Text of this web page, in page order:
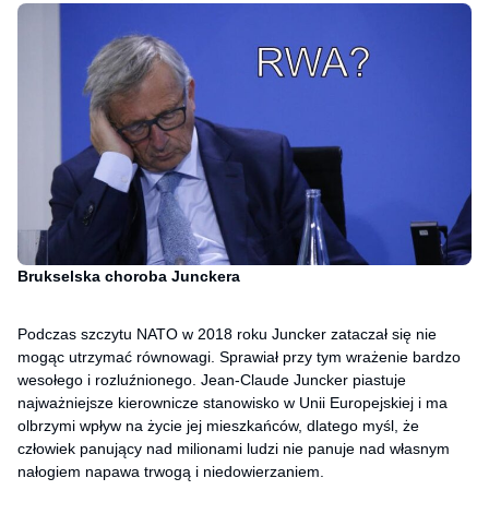
Brukselska choroba Junckera
Podczas szczytu NATO w 2018 roku Juncker zataczał się nie
mogąc utrzymać równowagi. Sprawiał przy tym wrażenie bardzo
wesołego i rozluźnionego. Jean-Claude Juncker piastuje
najważniejsze kierownicze stanowisko w Unii Europejskiej i ma
olbrzymi wpływ na życie jej mieszkańców, dlatego myśl, że
człowiek panujący nad milionami ludzi nie panuje nad własnym
nałogiem napawa trwogą i niedowierzaniem.